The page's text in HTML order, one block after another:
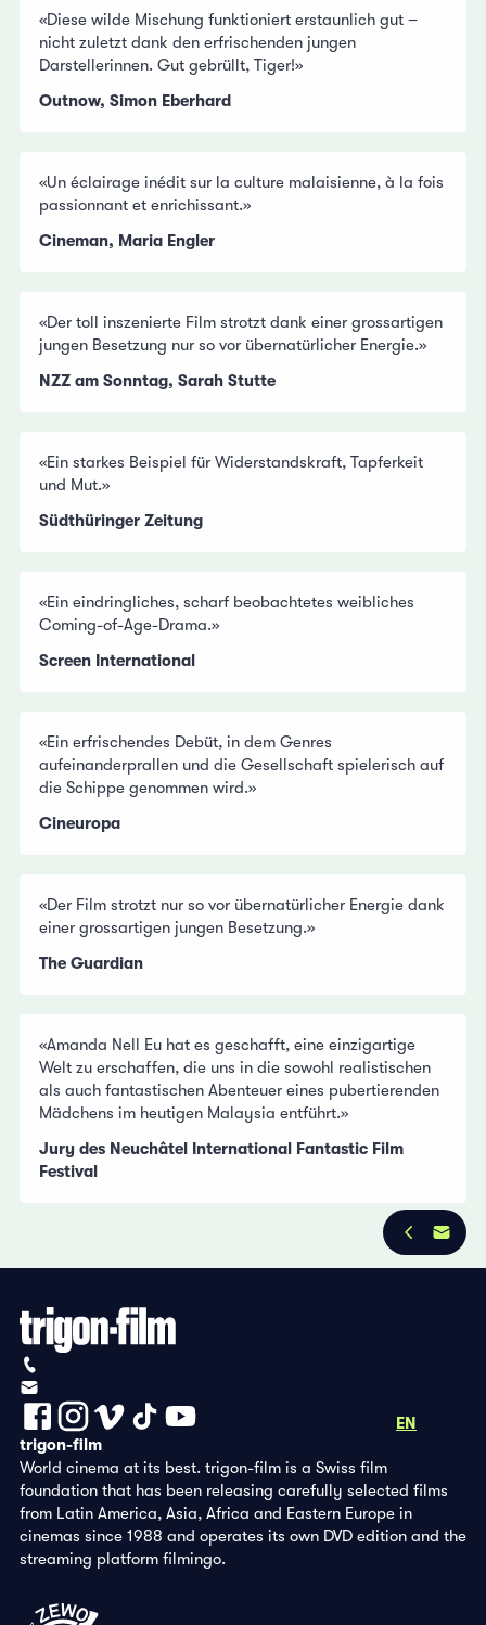
«Diese wilde Mischung funktioniert erstaunlich gut –
nicht zuletzt dank den erfrischenden jungen
Darstellerinnen. Gut gebrüllt, Tiger!»
Outnow, Simon Eberhard
«Un éclairage inédit sur la culture malaisienne, à la fois
passionnant et enrichissant.»
Cineman, Maria Engler
«Der toll inszenierte Film strotzt dank einer grossartigen
jungen Besetzung nur so vor übernatürlicher Energie.»
NZZ am Sonntag, Sarah Stutte
«Ein starkes Beispiel für Widerstandskraft, Tapferkeit
und Mut.»
Südthüringer Zeitung
«Ein eindringliches, scharf beobachtetes weibliches
Coming-of-Age-Drama.»
Screen International
«Ein erfrischendes Debüt, in dem Genres
aufeinanderprallen und die Gesellschaft spielerisch auf
die Schippe genommen wird.»
Cineuropa
«Der Film strotzt nur so vor übernatürlicher Energie dank
einer grossartigen jungen Besetzung.»
The Guardian
«Amanda Nell Eu hat es geschafft, eine einzigartige
Welt zu erschaffen, die uns in die sowohl realistischen
als auch fantastischen Abenteuer eines pubertierenden
Mädchens im heutigen Malaysia entführt.»
Jury des Neuchâtel International Fantastic Film
Festival
EN
trigon-film
World cinema at its best. trigon-film is a Swiss film
foundation that has been releasing carefully selected films
from Latin America, Asia, Africa and Eastern Europe in
cinemas since 1988 and operates its own DVD edition and the
streaming platform filmingo.